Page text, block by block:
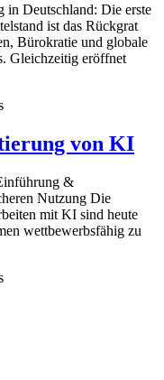
Deutschland: Die erste
ist das Rückgrat
Bürokratie und globale
Gleichzeitig eröffnet
von KI
&
Nutzung Die
mit KI sind heute
wettbewerbsfähig zu